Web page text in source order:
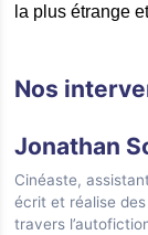
la plus étrange
Nos
Jonathan
Cinéaste,
écrit et réalise
travers